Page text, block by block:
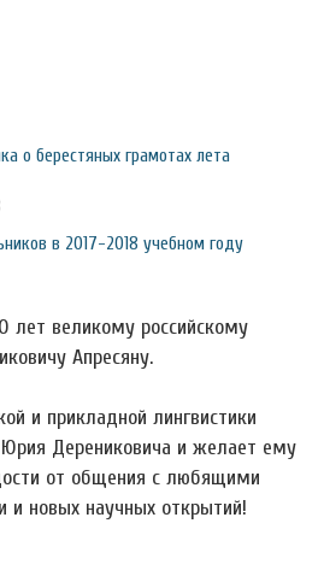
о берестяных грамотах лета
в 2017-2018 учебном году
лет великому российскому
Апресяну.
и прикладной лингвистики
Дерениковича и желает ему
от общения с любящими
и новых научных открытий!